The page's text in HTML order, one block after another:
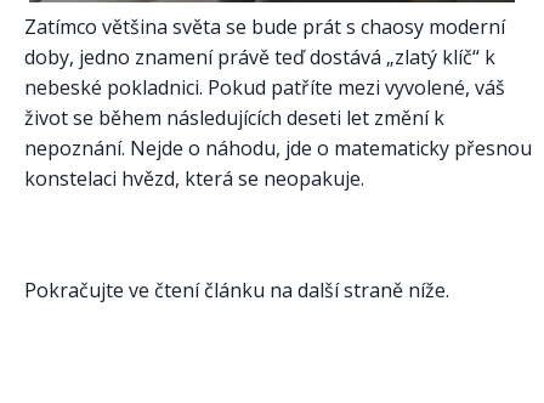
Zatímco většina světa se bude prát s chaosy moderní
doby, jedno znamení právě teď dostává „zlatý klíč“ k
nebeské pokladnici. Pokud patříte mezi vyvolené, váš
život se během následujících deseti let změní k
nepoznání. Nejde o náhodu, jde o matematicky přesnou
konstelaci hvězd, která se neopakuje.
Pokračujte ve čtení článku na další straně níže.